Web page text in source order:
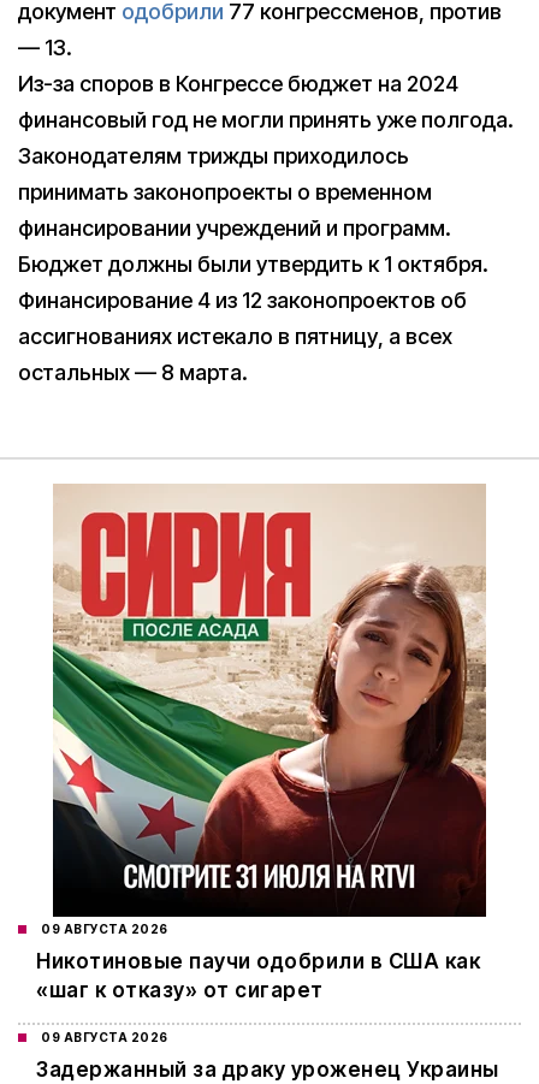
документ одобрили 77 конгрессменов, против
— 13.
Из-за споров в Конгрессе бюджет на 2024
финансовый год не могли принять уже полгода.
Законодателям трижды приходилось
принимать законопроекты о временном
финансировании учреждений и программ.
Бюджет должны были утвердить к 1 октября.
Финансирование 4 из 12 законопроектов об
ассигнованиях истекало в пятницу, а всех
остальных — 8 марта.
09 АВГУСТА 2026
Никотиновые паучи одобрили в США как
«шаг к отказу» от сигарет
09 АВГУСТА 2026
Задержанный за драку уроженец Украины